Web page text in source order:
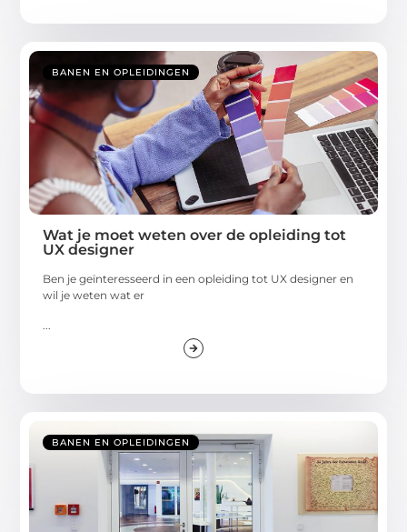
BANEN EN OPLEIDINGEN
Wat je moet weten over de opleiding tot
UX designer
Ben je geïnteresseerd in een opleiding tot UX designer en
wil je weten wat er
BANEN EN OPLEIDINGEN